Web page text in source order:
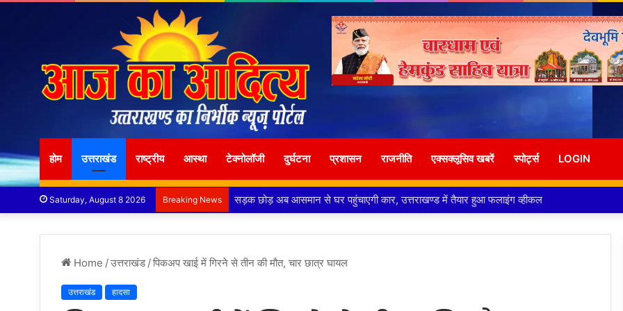
होम उत्तराखंड राष्ट्रीय आस्था टेक्नोलॉजी दुर्घटना प्रशासन राजनीति एक्सक्लूसिव खबरें स्पोर्ट्स LOGIN
Saturday, August 8 2026 Breaking News पुलिस मुठभेड़ में गोली लगने से घायल शातिर बदमाश गिरफ्तार
Home /उत्तराखंड /पिकअप खाई में गिरने से तीन की मौत, चार छात्र घायल
उत्तराखंड हादसा